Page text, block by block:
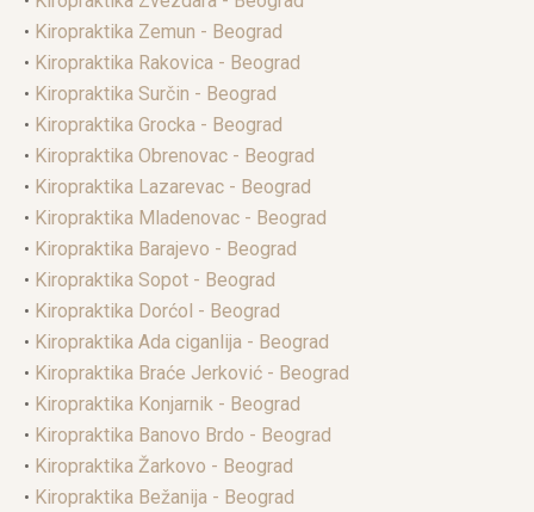
• Kiropraktika Zemun - Beograd
• Kiropraktika Rakovica - Beograd
• Kiropraktika Surčin - Beograd
• Kiropraktika Grocka - Beograd
• Kiropraktika Obrenovac - Beograd
• Kiropraktika Lazarevac - Beograd
• Kiropraktika Mladenovac - Beograd
• Kiropraktika Barajevo - Beograd
• Kiropraktika Sopot - Beograd
• Kiropraktika Dorćol - Beograd
• Kiropraktika Ada ciganlija - Beograd
• Kiropraktika Braće Jerković - Beograd
• Kiropraktika Konjarnik - Beograd
• Kiropraktika Banovo Brdo - Beograd
• Kiropraktika Žarkovo - Beograd
• Kiropraktika Bežanija - Beograd